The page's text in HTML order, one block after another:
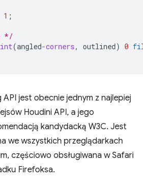
1 ;
*/
(angled-corners, outlined) 0
API jest obecnie jednym z najlepiej
Houdini API, a jego
kandydacką W3C. Jest
we wszystkich przeglądarkach
częściowo obsługiwana w Safari
Firefoksa.